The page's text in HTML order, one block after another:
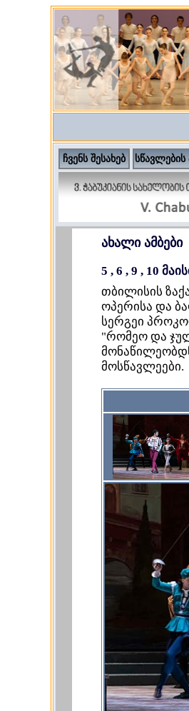
ჩვენს შესახებ
ახალი ამბები
5 , 6 , 9 , 10
თბილისის
ოპერისა და
სერგეი
"რომეო და
მოსწავლეები.